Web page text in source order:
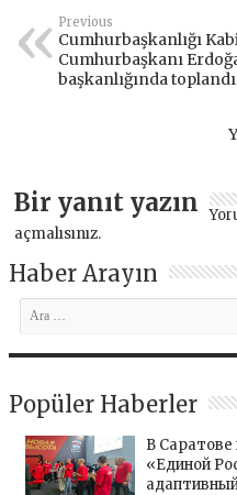
Previous
Cumhurbaşkanlığı
Cumhurbaşkanı
başkanlığında toplandı
Bir yanıt yazın
açmalısınız.
Haber Arayın
Popüler Haberler
В
«Единой